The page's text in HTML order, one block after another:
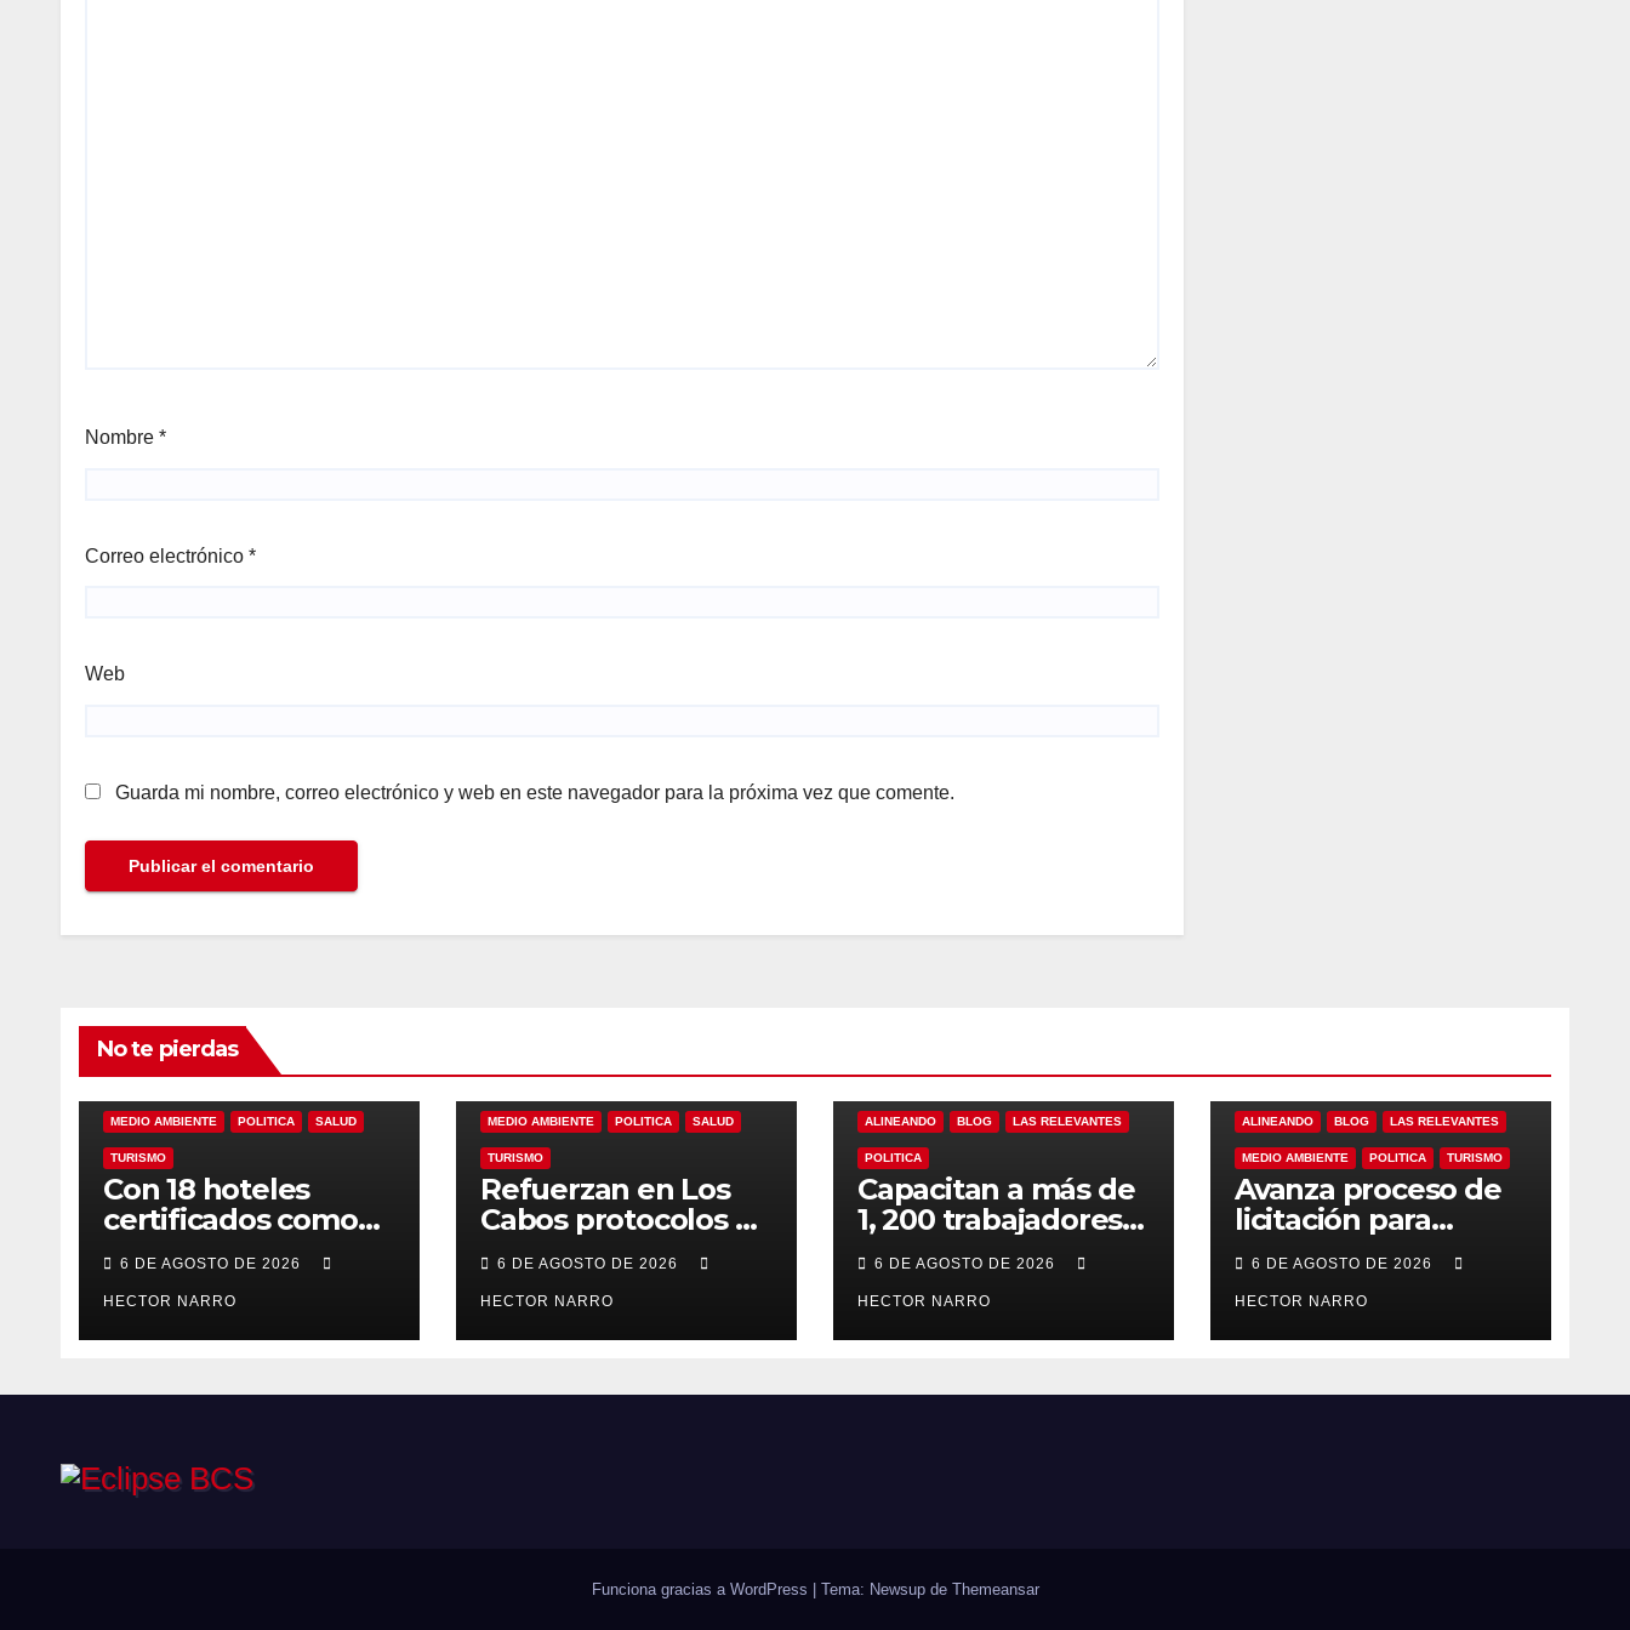
Nombre *
Correo electrónico *
Web
Guarda mi nombre, correo electrónico y web en este navegador para la próxima vez que comente.
No te pierdas
MEDIO AMBIENTE POLITICA SALUD
TURISMO
Con 18 hoteles
certificados como
refugios
temporales,
Gobierno de Los
Cabos refuerza la
garantiza un destino
6 DE AGOSTO DE 2026
HECTOR NARRO
MEDIO AMBIENTE POLITICA SALUD
TURISMO
Refuerzan en Los
Cabos protocolos de
prevención y
rescate en playas
ante oleaje y
temporada de
6 DE AGOSTO DE 2026
HECTOR NARRO
ALINEANDO BLOG LAS RELEVANTES
POLITICA
Capacitan a más de
1, 200 trabajadores
del sector hotelero
en derechos
humanos y respeto
laboral en Los Cabos
6 DE AGOSTO DE 2026
HECTOR NARRO
ALINEANDO BLOG LAS RELEVANTES
MEDIO AMBIENTE POLITICA TURISMO
Avanza proceso de
licitación para
adquisición de
maquinaria del Plan
de Regeneración
del Estero Josefino
6 DE AGOSTO DE 2026
HECTOR NARRO
Funciona gracias a WordPress | Tema: Newsup de Themeansar